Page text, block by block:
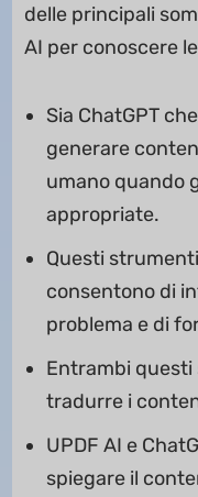
delle principali
AI per conoscere
Sia ChatGPT
generare
umano quando
appropriate.
Questi
consentono di
problema e di
Entrambi
tradurre i
UPDF AI e
spiegare il